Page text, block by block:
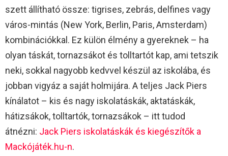
szett állítható össze: tigrises, zebrás, delfines vagy
város-mintás (New York, Berlin, Paris, Amsterdam)
kombinációkkal. Ez külön élmény a gyereknek – ha
olyan táskát, tornazsákot és tolltartót kap, ami tetszik
neki, sokkal nagyobb kedvvel készül az iskolába, és
jobban vigyáz a saját holmijára. A teljes Jack Piers
kínálatot – kis és nagy iskolatáskák, aktatáskák,
hátizsákok, tolltartók, tornazsákok – itt tudod
átnézni: Jack Piers iskolatáskák és kiegészítők a
Mackójáték.hu-n.